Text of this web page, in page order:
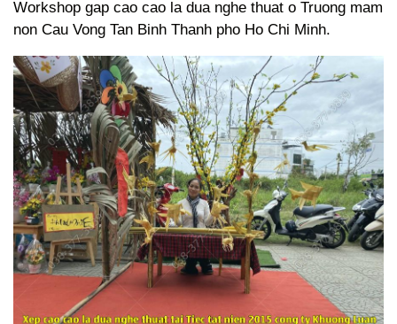
Workshop gap cao cao la dua nghe thuat o Truong mam
non Cau Vong Tan Binh Thanh pho Ho Chi Minh.